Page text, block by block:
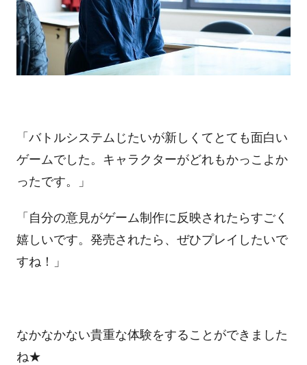
「バトルシステムじたいが新しくてとても面白い
ゲームでした。キャラクターがどれもかっこよか
ったです。」
「自分の意見がゲーム制作に反映されたらすごく
嬉しいです。発売されたら、ぜひプレイしたいで
すね！」
なかなかない貴重な体験をすることができました
ね★